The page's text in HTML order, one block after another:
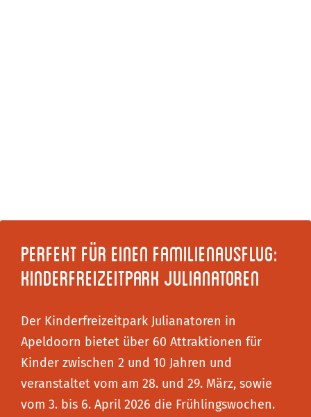
Perfekt für einen Familienausflug:
Kinderfreizeitpark Julianatoren
Der Kinderfreizeitpark Julianatoren in
Apeldoorn bietet über 60 Attraktionen für
Kinder zwischen 2 und 10 Jahren und
veranstaltet vom am 28. und 29. März, sowie
vom 3. bis 6. April 2026 die Frühlingswochen.